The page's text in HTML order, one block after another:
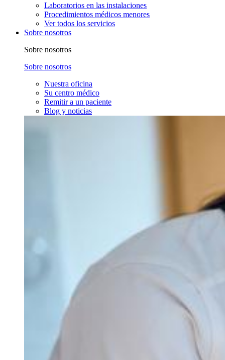
Laboratorios en las instalaciones
Procedimientos médicos menores
Ver todos los servicios
Sobre nosotros
Sobre nosotros
Sobre nosotros
Nuestra oficina
Su centro médico
Remitir a un paciente
Blog y noticias